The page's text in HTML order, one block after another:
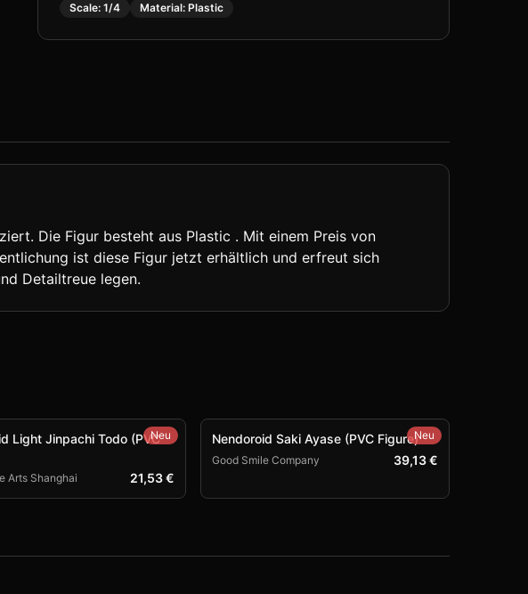
Scale: 1/4
Material: Plastic
Die Figur besteht aus Plastic . Mit einem Preis von
ist diese Figur jetzt erhältlich und erfreut sich
Detailtreue legen.
Neu
Light Jinpachi Todo (PVC
Arts Shanghai 21,53 €
Neu
Nendoroid Saki Ayase (PVC Figure)
Good Smile Company 39,13 €